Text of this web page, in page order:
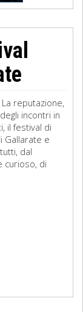
reputazione,
incontri in
il festival di
Gallarate e
dal
curioso, di